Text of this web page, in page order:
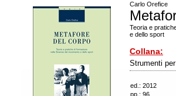
Carlo Orefice
Teoria e
e dello sport
Collana:
Strumenti
ed.: 2012
pp.: 96